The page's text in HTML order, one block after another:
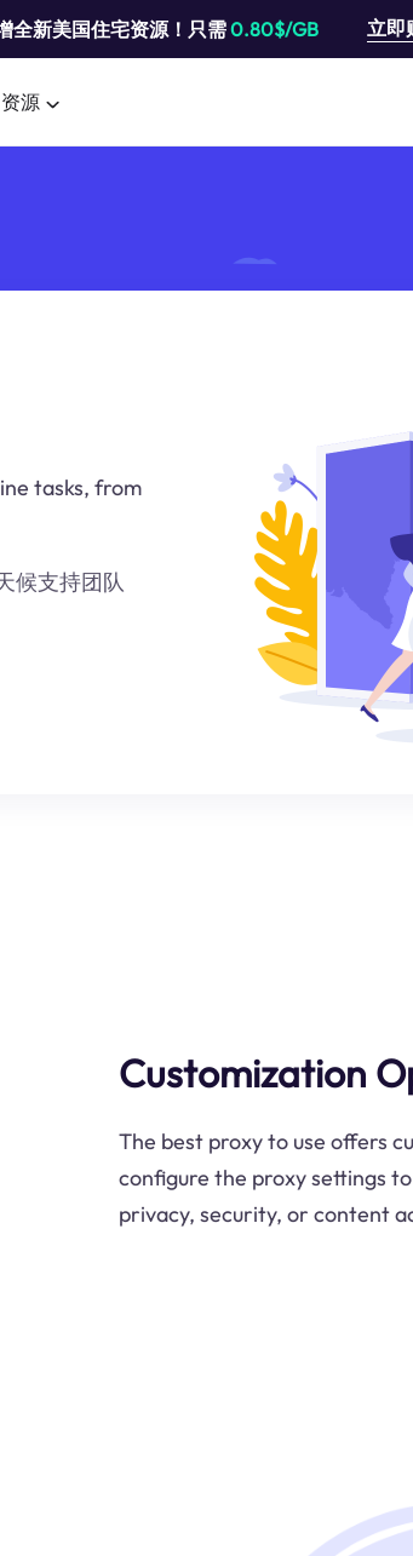
全新美国住宅资源！只需0.80$/GB 立即
资源
tasks, from
候支持团队
Customization
The best proxy to use offers
configure the proxy settings
privacy, security, or content